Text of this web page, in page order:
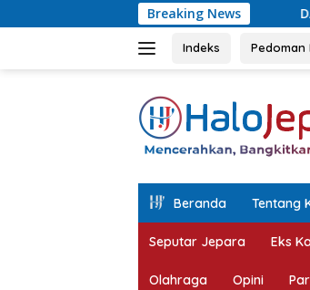
ke
Breaking News
DAFTAR Juara
Indeks Pedoman
Beranda Tentang
Seputar Jepara Eks
Olahraga Opini